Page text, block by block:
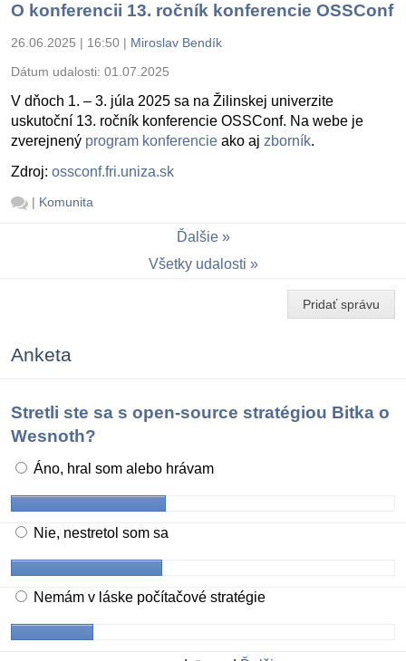
O konferencii 13. ročník konferencie OSSConf
26.06.2025 | 16:50 | Miroslav Bendík
Dátum udalosti: 01.07.2025
V dňoch 1. – 3. júla 2025 sa na Žilinskej univerzite
uskutoční 13. ročník konferencie OSSConf. Na webe je
zverejnený program konferencie ako aj zborník.
Zdroj: ossconf.fri.uniza.sk
| Komunita
Ďalšie
Všetky udalosti
Pridať správu
Anketa
Stretli ste sa s open-source stratégiou Bitka o
Wesnoth?
Áno, hral som alebo hrávam
Nie, nestretol som sa
Nemám v láske počítačové stratégie